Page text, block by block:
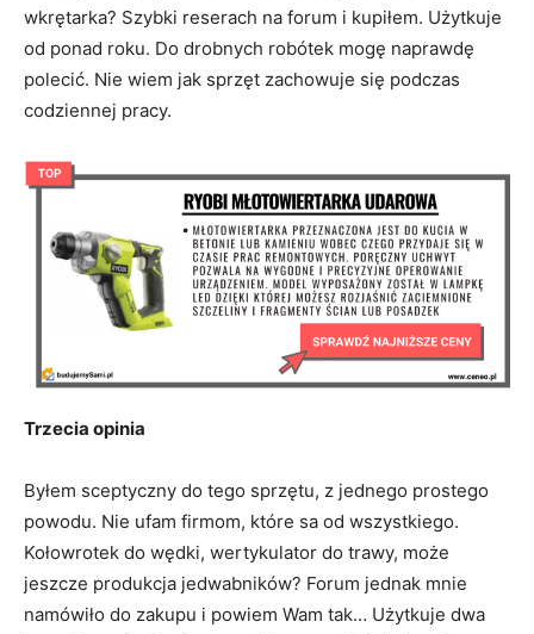
wkrętarka? Szybki reserach na forum i kupiłem. Użytkuje
od ponad roku. Do drobnych robótek mogę naprawdę
polecić. Nie wiem jak sprzęt zachowuje się podczas
codziennej pracy.
Trzecia opinia
Byłem sceptyczny do tego sprzętu, z jednego prostego
powodu. Nie ufam firmom, które sa od wszystkiego.
Kołowrotek do wędki, wertykulator do trawy, może
jeszcze produkcja jedwabników? Forum jednak mnie
namówiło do zakupu i powiem Wam tak… Użytkuje dwa